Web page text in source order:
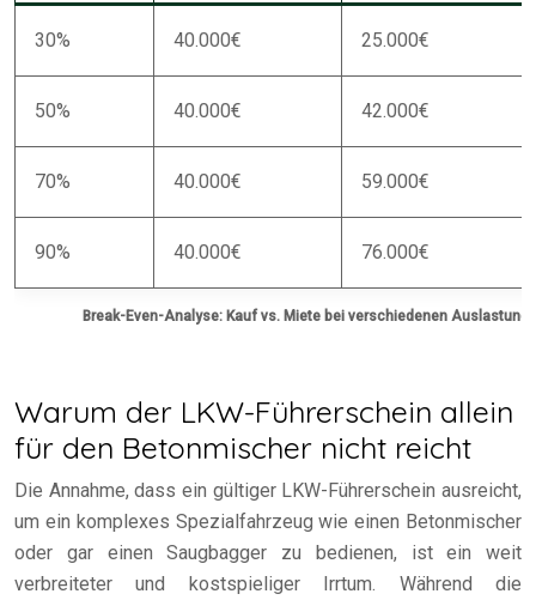
Break-Even-Analyse: Kauf vs. Miete bei verschiedenen
30% 40.000€ 25.000€
50% 40.000€ 42.000€
70% 40.000€ 59.000€
90% 40.000€ 76.000€
Warum der LKW-Führerschein allein
für den Betonmischer nicht reicht
Die Annahme, dass ein gültiger LKW-Führerschein ausreicht,
um ein komplexes Spezialfahrzeug wie einen Betonmischer
oder gar einen Saugbagger zu bedienen, ist ein weit
verbreiteter und kostspieliger Irrtum. Während die